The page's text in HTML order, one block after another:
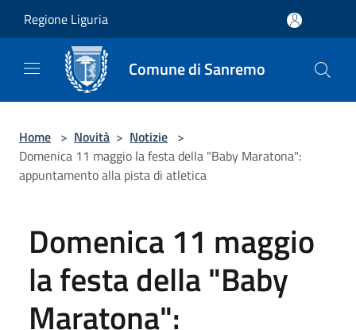
Regione Liguria
Comune di Sanremo
Home > Novità > Notizie >
Domenica 11 maggio la festa della "Baby Maratona":
appuntamento alla pista di atletica
Domenica 11 maggio
la festa della "Baby
Maratona":